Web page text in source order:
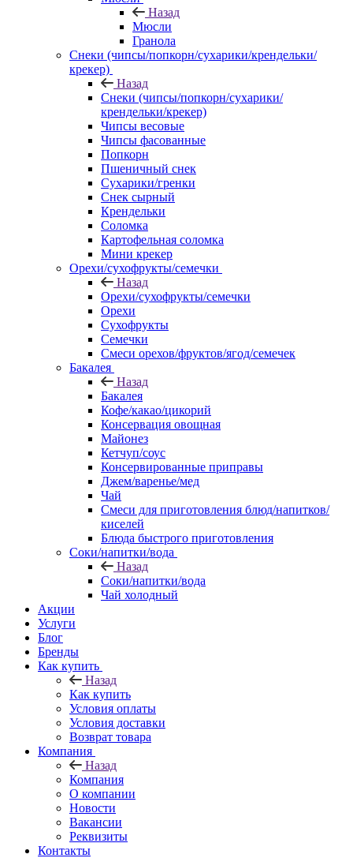
Назад
Мюсли
Гранола
Снеки (чипсы/попкорн/сухарики/крендельки/
крекер)
Назад
Снеки (чипсы/попкорн/сухарики/
крендельки/крекер)
Чипсы весовые
Чипсы фасованные
Попкорн
Пшеничный снек
Сухарики/гренки
Снек сырный
Крендельки
Соломка
Картофельная соломка
Мини крекер
Орехи/сухофрукты/семечки
Назад
Орехи/сухофрукты/семечки
Орехи
Сухофрукты
Семечки
Смеси орехов/фруктов/ягод/семечек
Бакалея
Назад
Бакалея
Кофе/какао/цикорий
Консервация овощная
Майонез
Кетчуп/соус
Консервированные приправы
Джем/варенье/мед
Чай
Смеси для приготовления блюд/напитков/
киселей
Блюда быстрого приготовления
Соки/напитки/вода
Назад
Соки/напитки/вода
Чай холодный
Акции
Услуги
Блог
Бренды
Как купить
Назад
Как купить
Условия оплаты
Условия доставки
Возврат товара
Компания
Назад
Компания
О компании
Новости
Вакансии
Реквизиты
Контакты